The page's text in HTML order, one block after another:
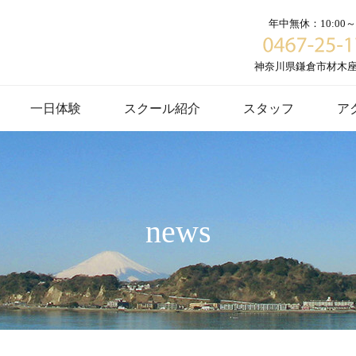
年中無休：10:00
神奈川県鎌倉市材木
一日体験 スクール紹介 スタッフ ア
news